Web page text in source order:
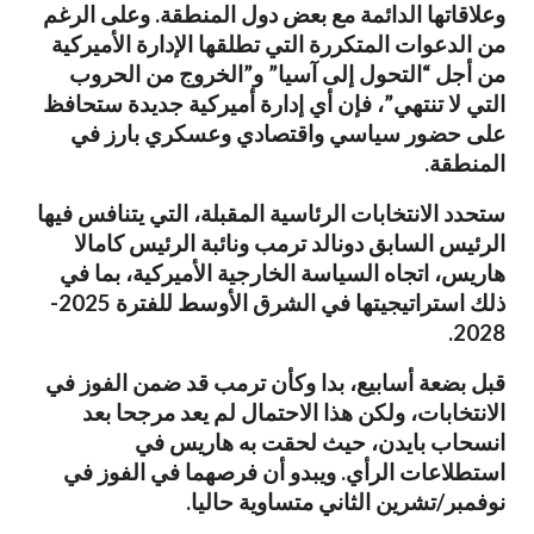
وعلاقاتها الدائمة مع بعض دول المنطقة. وعلى الرغم
من الدعوات المتكررة التي تطلقها الإدارة الأميركية
من أجل “التحول إلى آسيا” و”الخروج من الحروب
التي لا تنتهي”، فإن أي إدارة أميركية جديدة ستحافظ
على حضور سياسي واقتصادي وعسكري بارز في
المنطقة.
ستحدد الانتخابات الرئاسية المقبلة، التي يتنافس فيها
الرئيس السابق دونالد ترمب ونائبة الرئيس كامالا
هاريس، اتجاه السياسة الخارجية الأميركية، بما في
ذلك استراتيجيتها في الشرق الأوسط للفترة 2025-
2028.
قبل بضعة أسابيع، بدا وكأن ترمب قد ضمن الفوز في
الانتخابات، ولكن هذا الاحتمال لم يعد مرجحا بعد
انسحاب بايدن، حيث لحقت به هاريس في
استطلاعات الرأي. ويبدو أن فرصهما في الفوز في
نوفمبر/تشرين الثاني متساوية حاليا.